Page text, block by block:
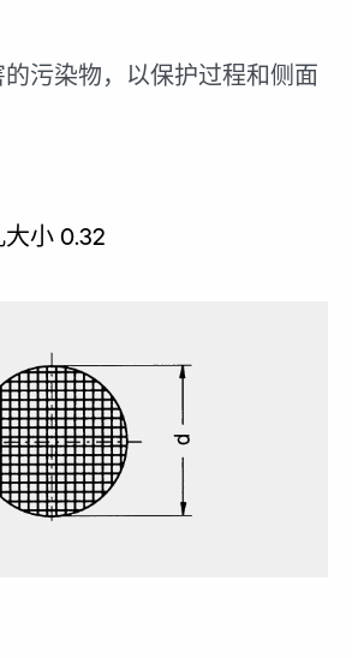
污染物，以保护过程和侧面
小 0.32